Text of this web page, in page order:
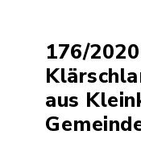
176/
aus